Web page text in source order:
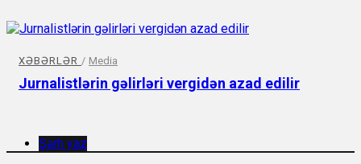
XƏBƏRLƏR / Media
Jurnalistlərin gəlirləri vergidən azad edilir
Şərh yaz